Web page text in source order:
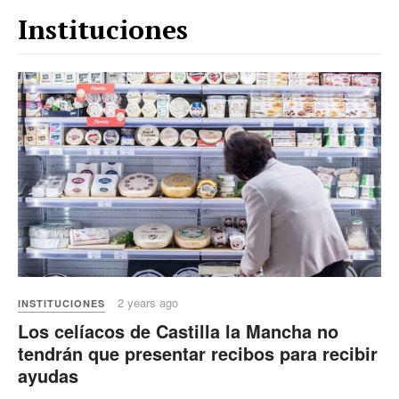
Instituciones
INSTITUCIONES 2 years ago
Los celíacos de Castilla la Mancha no
tendrán que presentar recibos para recibir
ayudas